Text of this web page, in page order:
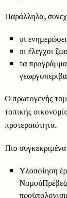
Παράλληλα,
οι
οι έλεγχοι
τα
Ο πρωτογενής
τοπικής
προτεραιότητα.
Πιο
Υλοποίηση